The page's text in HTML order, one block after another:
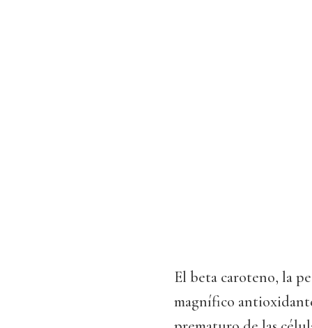
El beta caroteno, la
magnífico